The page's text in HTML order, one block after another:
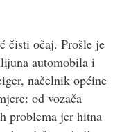
čisti očaj. Prošle je
automobila i
načelnik općine
od vozača
problema jer hitna